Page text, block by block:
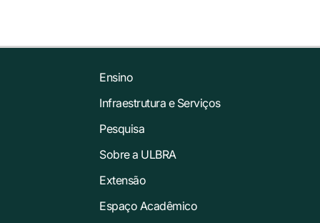
Ensino
Infraestrutura e Serviços
Pesquisa
Sobre a ULBRA
Extensão
Espaço Acadêmico